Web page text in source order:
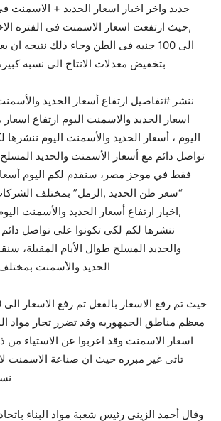
جديد واخر اخبار اسعار الحديد + الاسمنت
,حيث ارتفعت اسعار الاسمنت فى الفتره
الى 100 جنيه فى الطن وجاء ذلك
بتخفيض معدلات الانتاج الى نسبه كبيره
ننشر #تفاصيل ارتفاع أسعار الحديد
اسعار الحديد والاسمنت اليوم ارتفاع
اليوم ، أسعار الحديد والأسمنت اليوم
تواصل دائم مع أسعار الأسمنت والحديد
فقط في موجز مصر، سنقدم لكم اليوم
“سعر طن الحديد ,الرمل” بمختلف
ننشرها لكم لكي تكونوا علي تواصل
والحديد المسلح طوال الأيام المقبلة،
الحديد والأسمنت
معظم مناطق الجمهوريه وقد تضرر تجار مواد
اسعار الاسمنت وقد اعربوا عن الاستياء من
تاتى غير مبرره حيث ان صناعة الاسمنت
وقال أحمد الزينى رئيس شعبة مواد البناء